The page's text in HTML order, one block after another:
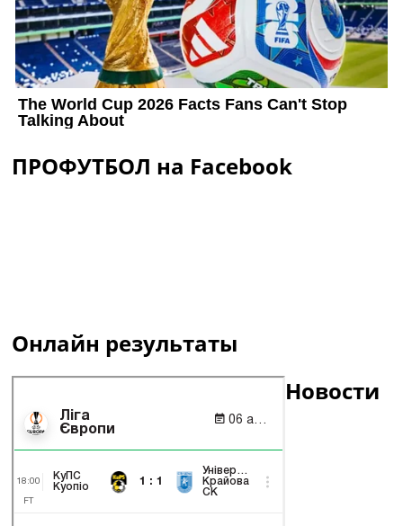
ПРОФУТБОЛ на Facebook
Онлайн результаты
Новости